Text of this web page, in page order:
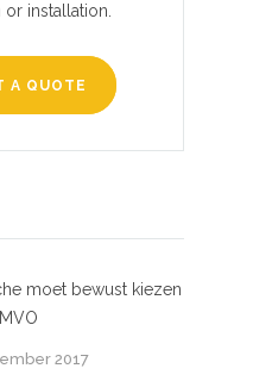
installation.
A QUOTE
moet bewust kiezen
2017